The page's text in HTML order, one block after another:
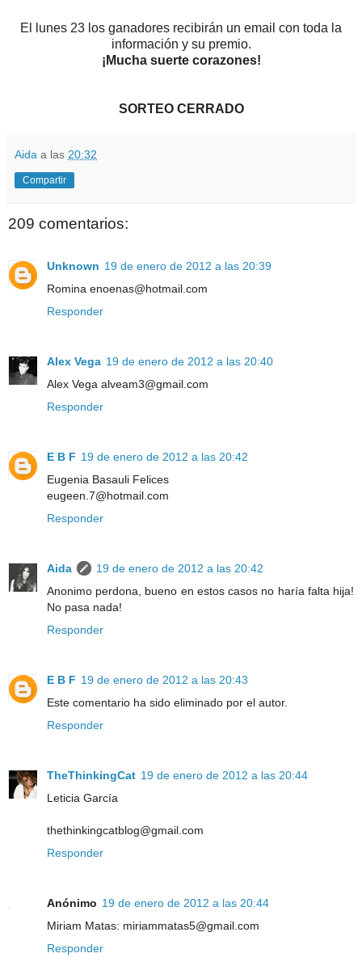
El lunes 23 los ganadores recibirán un email con toda la
información y su premio.
¡Mucha suerte corazones!
SORTEO CERRADO
Aida a las 20:32
Compartir
209 comentarios:
Unknown 19 de enero de 2012 a las 20:39
Romina enoenas@hotmail.com
Responder
Alex Vega 19 de enero de 2012 a las 20:40
Alex Vega alveam3@gmail.com
Responder
E B F 19 de enero de 2012 a las 20:42
Eugenia Basauli Felices
eugeen.7@hotmail.com
Responder
Aida
19 de enero de 2012 a las 20:42
Anonimo perdona, bueno en estos casos no haría falta hija!
No pasa nada!
Responder
E B F 19 de enero de 2012 a las 20:43
Este comentario ha sido eliminado por el autor.
Responder
TheThinkingCat 19 de enero de 2012 a las 20:44
Leticia García
thethinkingcatblog@gmail.com
Responder
Anónimo 19 de enero de 2012 a las 20:44
Miriam Matas: miriammatas5@gmail.com
Responder